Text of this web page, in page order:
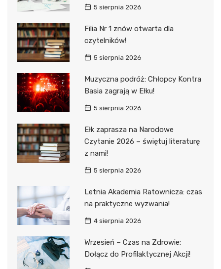
5 sierpnia 2026
Filia Nr 1 znów otwarta dla
czytelników!
5 sierpnia 2026
Muzyczna podróż: Chłopcy Kontra
Basia zagrają w Ełku!
5 sierpnia 2026
Ełk zaprasza na Narodowe
Czytanie 2026 – świętuj literaturę
z nami!
5 sierpnia 2026
Letnia Akademia Ratownicza: czas
na praktyczne wyzwania!
4 sierpnia 2026
Wrzesień – Czas na Zdrowie:
Dołącz do Profilaktycznej Akcji!